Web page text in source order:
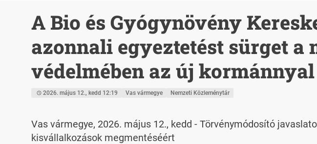
A Bio és Gyógynövény
azonnali egyeztetést sürget
védelmében az új kormánnyal
2026. május 12., kedd 12:19 Vas vármegye Nemzeti Közleménytár
Vas vármegye, 2026. május 12., kedd - Törvénymódosító
kisvállalkozások megmentéséért